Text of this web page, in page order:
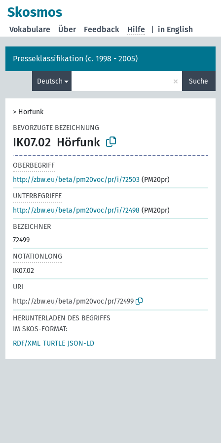
Skosmos
in English
Vokabulare Über Feedback Hilfe
Presseklassifikation (c. 1998 - 2005)
Deutsch × Suche
> Hörfunk
BEVORZUGTE BEZEICHNUNG
IK07.02 Hörfunk
OBERBEGRIFF
http://zbw.eu/beta/pm20voc/pr/i/72503 (PM20pr)
UNTERBEGRIFFE
http://zbw.eu/beta/pm20voc/pr/i/72498 (PM20pr)
BEZEICHNER
72499
NOTATIONLONG
IK07.02
URI
http://zbw.eu/beta/pm20voc/pr/72499
HERUNTERLADEN DES BEGRIFFS
IM SKOS-FORMAT:
RDF/XML TURTLE JSON-LD